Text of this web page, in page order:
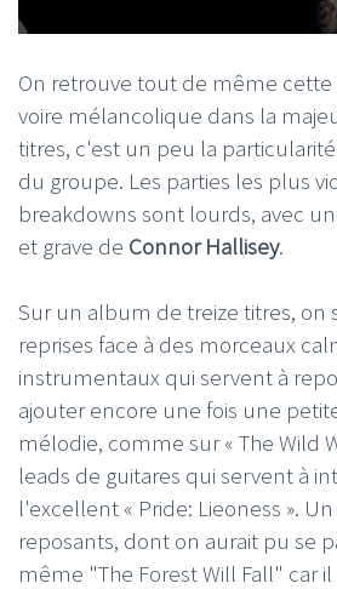
On retrouve tout de même
voire mélancolique dans la
titres, c'est un peu la
du groupe. Les parties les plus
breakdowns sont lourds, avec
et grave de Connor Hallisey.
Sur un album de treize titres, on
reprises face à des morceaux
instrumentaux qui servent à
ajouter encore une fois une
mélodie, comme sur « The Wild
leads de guitares qui servent à
l'excellent « Pride: Lieoness ».
reposants, dont on aurait pu se
même "The Forest Will Fall" car